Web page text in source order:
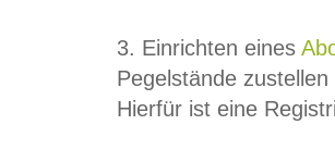
3. Einrichten eines
Pegelstände
Hierfür ist eine